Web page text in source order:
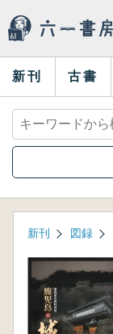
新刊 古書
新刊 図録